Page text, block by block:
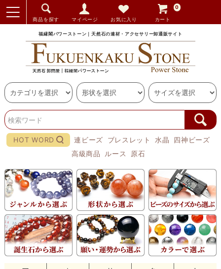
商品を探す マイページ お気に入り カート
0
福縁閣パワーストーン｜天然石の連材・アクセサリー卸通販サイト
HOT WORD 連ビーズ ブレスレット 水晶
四神ビーズ
高級商品
ルース 原石